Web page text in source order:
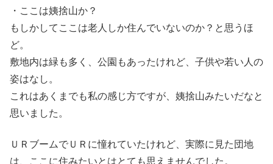
・ここは姨捨山か？
もしかしてここは老人しか住んでいないのか？と思うほ
ど。
敷地内は緑も多く、公園もあったけれど、子供や若い人の
姿はなし。
これはあくまでも私の感じ方ですが、姨捨山みたいだなと
思いました。
ＵＲブームでＵＲに憧れていたけれど、実際に見た団地
は、ここに住みたいとはとても思えませんでした。